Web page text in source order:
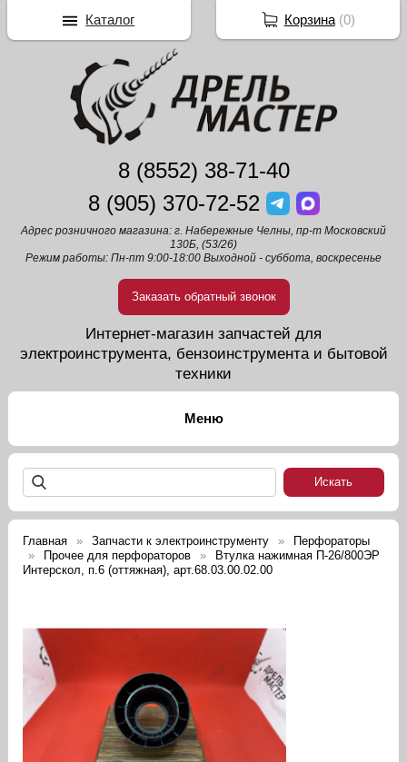
8 (8552) 38-71-40
8 (905) 370-72-52
Адрес розничного магазина: г. Набережные Челны, пр-т Московский
130Б, (53/26)
Режим работы: Пн-пт 9:00-18:00 Выходной - суббота, воскресенье
Заказать обратный звонок
Интернет-магазин запчастей для
электроинструмента, бензоинструмента и бытовой
техники
Главная Запчасти к электроинструменту
Перфораторы
Прочее для перфораторов
Втулка нажимная П-26/800ЭР
Интерскол, п.6 (оттяжная), арт.68.03.00.02.00
Корзина(0)
Каталог